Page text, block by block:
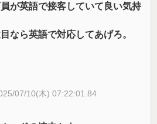
が英語で接客していて良い気持
なら英語で対応してあげろ。
07/10(木) 07:22:01.84